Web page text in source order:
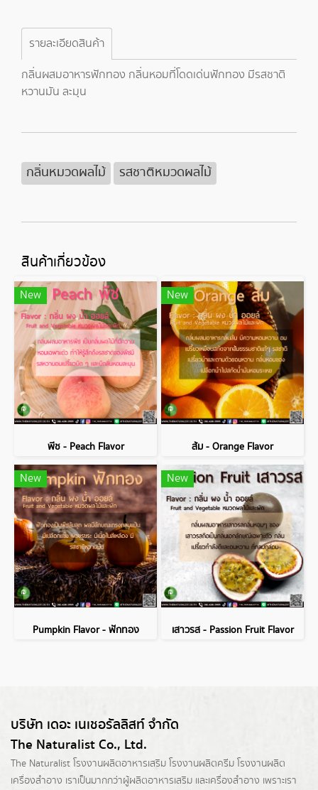
รายละเอียดสินค้า
กลิ่นผสมอาหารฟักทอง กลิ่นหอมที่โดดเด่นฟักทอง มีรสชาติ
หวานมัน ละมุน
กลิ่นหมวดผลไม้ รสชาติหมวดผลไม้
สินค้าเกี่ยวข้อง
New
พีช - Peach Flavor
New
ส้ม - Orange Flavor
New
Pumpkin Flavor - ฟักทอง
New
เสาวรส - Passion Fruit Flavor
บริษัท เดอะ เนเชอรัลลิสท์ จำกัด
The Naturalist Co., Ltd.
The Naturalist โรงงานผลิตอาหารเสริม โรงงานผลิตครีม โรงงานผลิต
เครื่องสำอาง เราเป็นมากกว่าผู้ผลิตอาหารเสริม และเครื่องสำอาง เพราะเรา